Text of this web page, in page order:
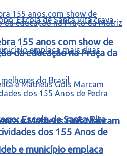
Escola de Santa Rita
e município emplaca
155 anos com show de
da educação na Praça da
e Matheus Gois Marcam
dos 155 Anos de